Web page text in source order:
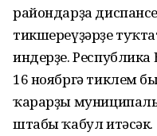
райондарҙа
тикшереүҙәрҙе
индерҙе.
16 ноябргә тиклем
ҡарарҙы
штабы ҡабул итәсәк.